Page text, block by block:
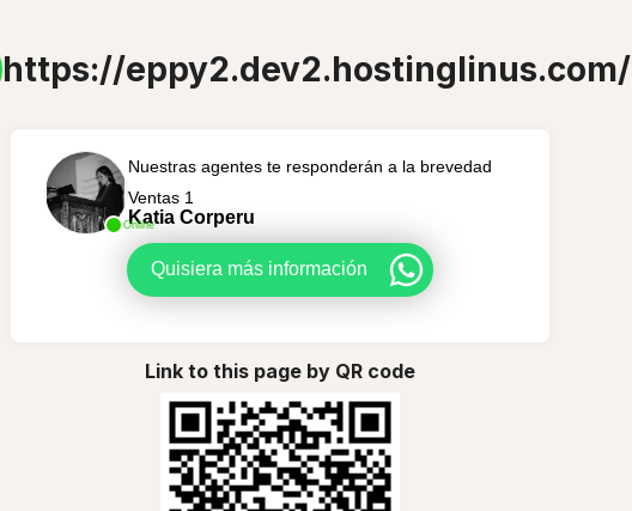
https://eppy2.dev2.hostinglinus.com/
Online
Nuestras agentes te responderán a la brevedad
Ventas 1
Katia Corperu
Quisiera más información
Link to this page by QR code